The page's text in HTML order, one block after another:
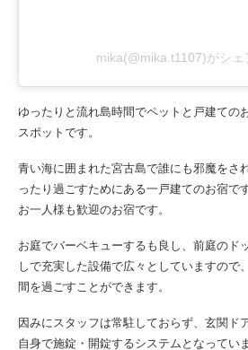
mika(@mika.t1107)がシェ
ゆったりと流れ島時間でペットと戸建ての
スポットです。
青い海に囲まれた宮古島で誰にも邪魔をさ
ったり過ごすためにある一戸建てのお宿で
お一人様も歓迎のお宿です。
お庭でバーベキューするも良し、前庭のド
しで充実した設備で広々としていますので
間を過ごすことができます。
因みにスタッフは常駐しておらず、玄関ド
自身で施錠・開錠するシステムとなってい